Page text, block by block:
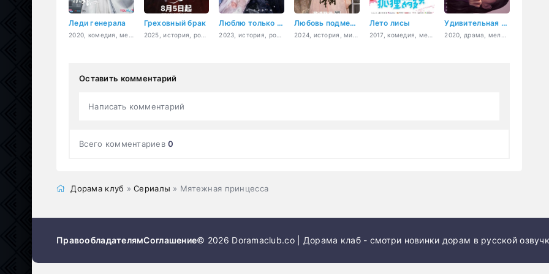
Леди генерала Греховный брак Люблю только тебя Любовь подменной принцессы Лето лисы Удивительная девушка
Оставить комментарий
Написать комментарий
Всего комментариев0
Дорама клуб »Сериалы » Мятежная принцесса
ПравообладателямСоглашение© 2026 Doramaclub.co | Дорама клаб - смотри новинки дорам в русской